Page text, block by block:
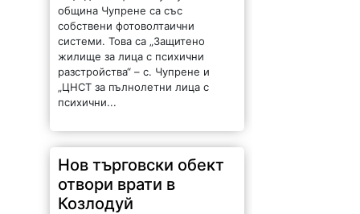
община Чупрене са със
собствени фотоволтаични
системи. Това са „Защитено
жилище за лица с психични
разстройства“ – с. Чупрене и
„ЦНСТ за пълнолетни лица с
психични...
Нов търговски обект
отвори врати в
Козлодуй